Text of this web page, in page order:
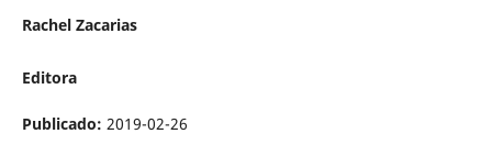
Rachel Zacarias
Editora
Publicado: 2019-02-26